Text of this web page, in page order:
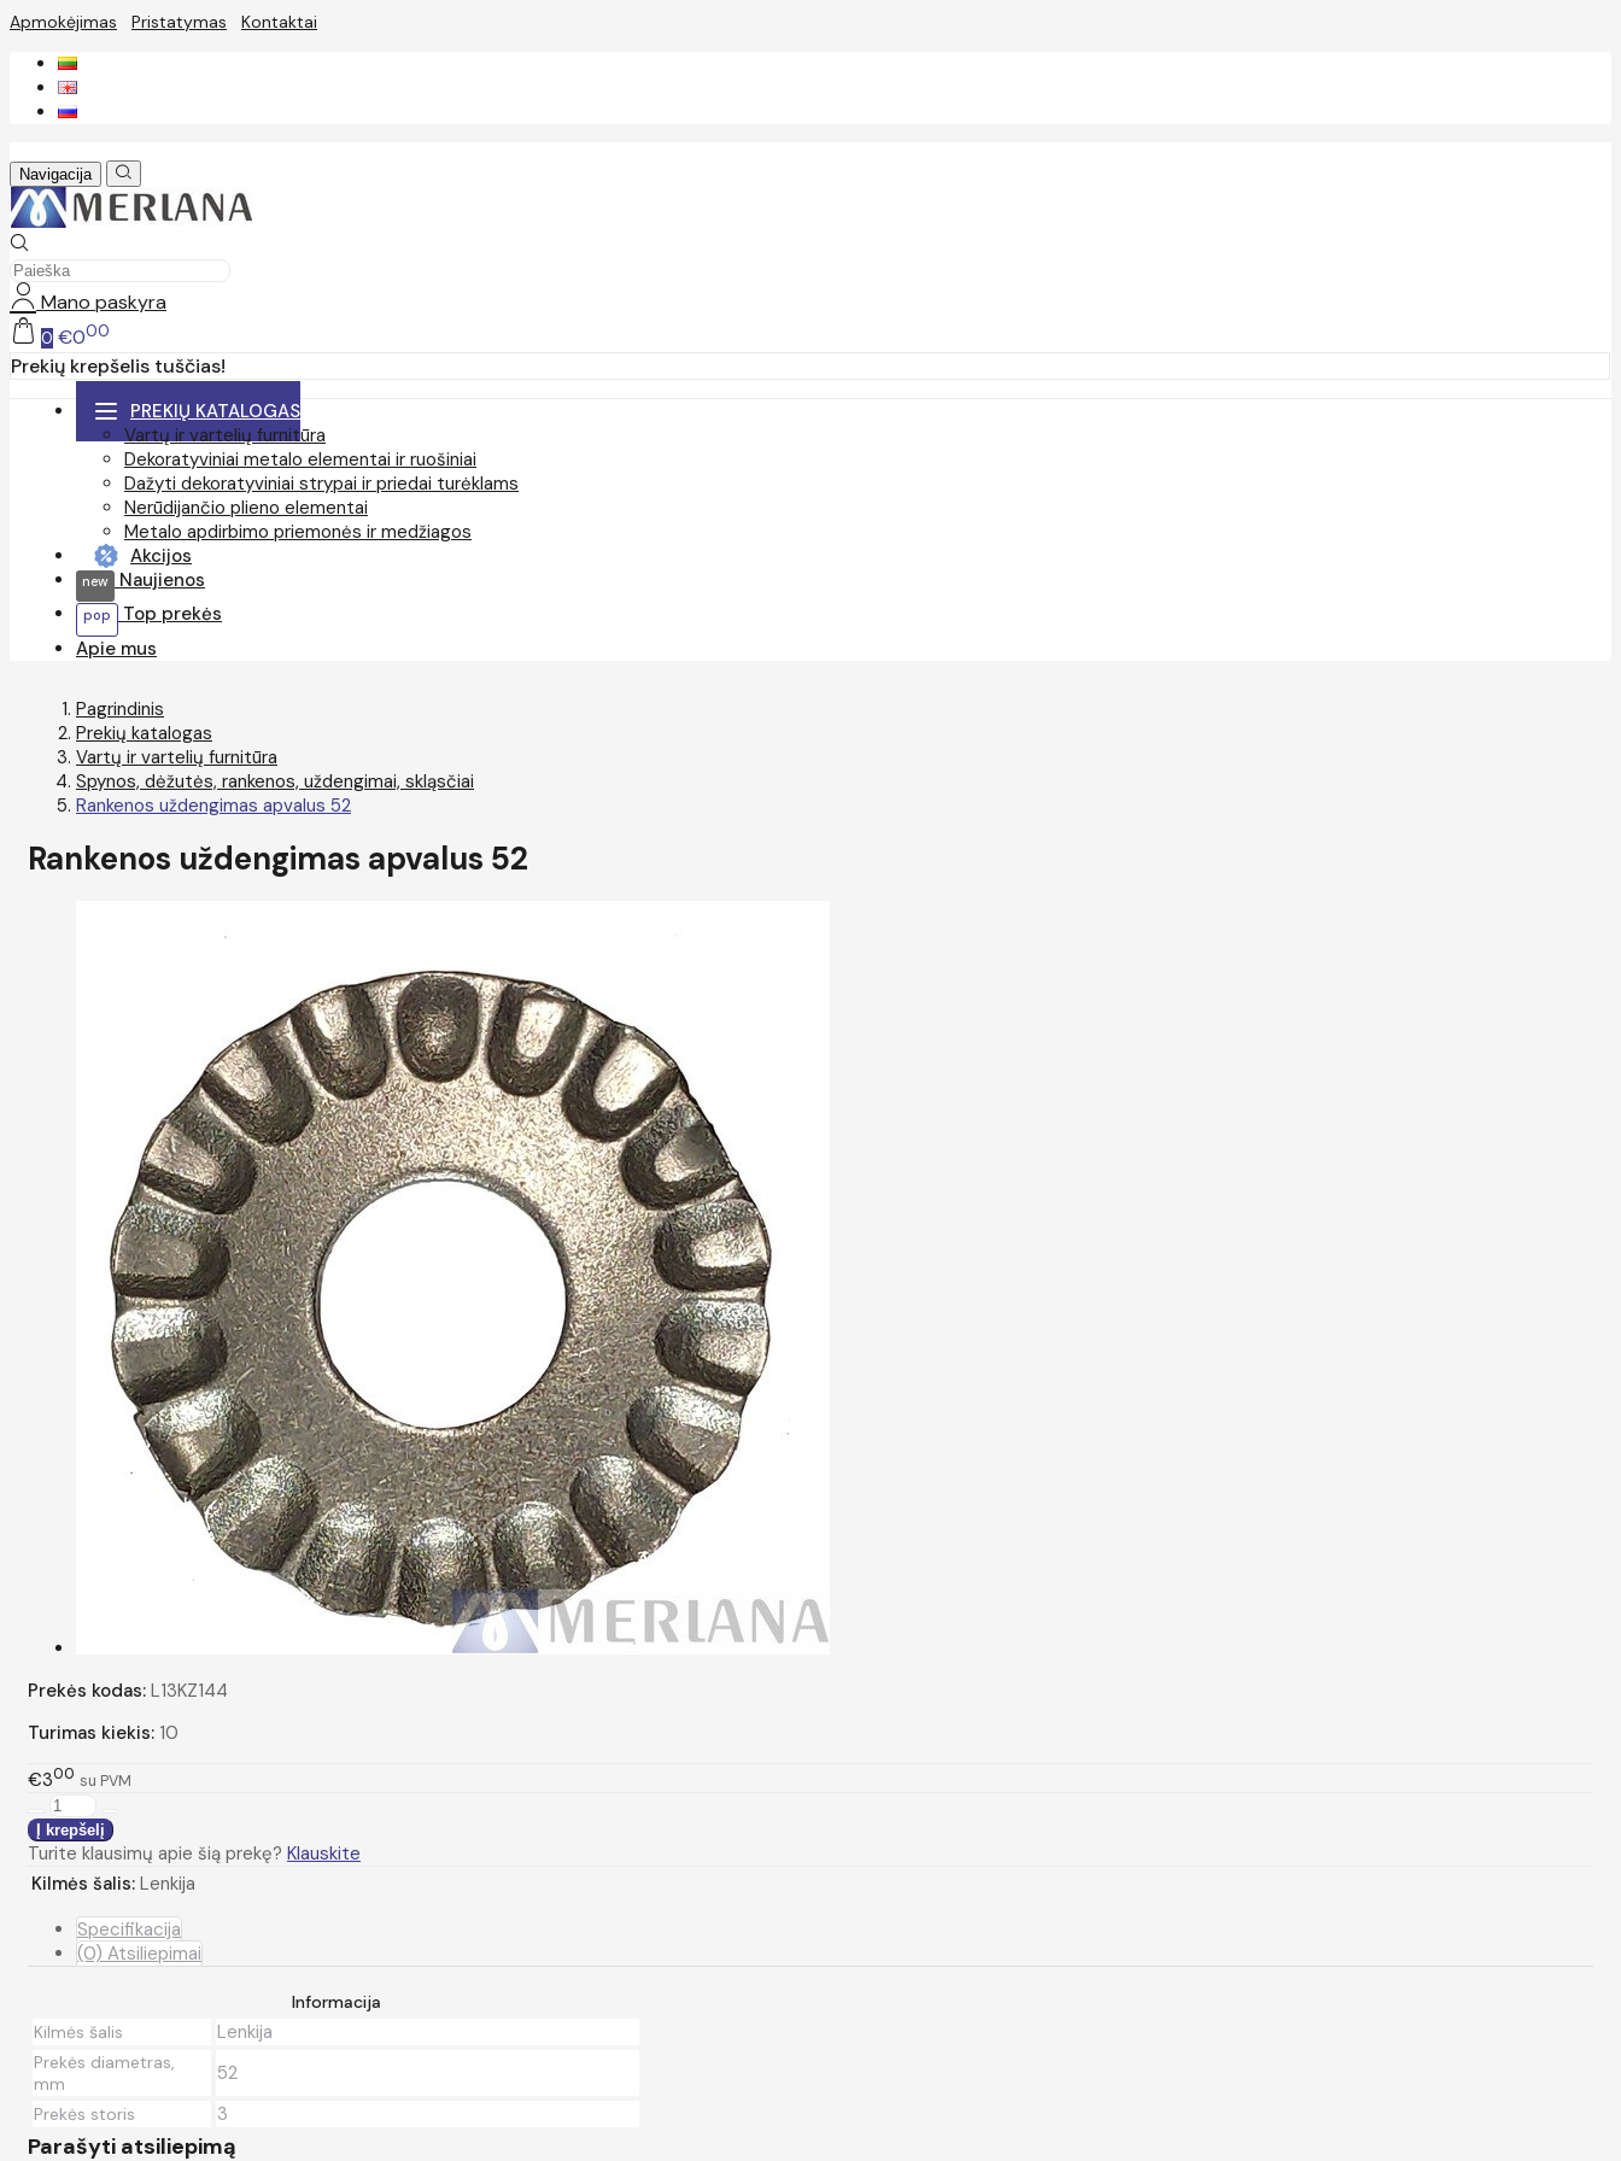
Apmokėjimas Pristatymas Kontaktai
Navigacija
Mano paskyra
0 €000
Prekių krepšelis tuščias!
PREKIŲ KATALOGAS
Vartų ir vartelių furnitūra
Dekoratyviniai metalo elementai ir ruošiniai
Dažyti dekoratyviniai strypai ir priedai turėklams
Nerūdijančio plieno elementai
Metalo apdirbimo priemonės ir medžiagos
Akcijos
Naujienos
Top prekės
Apie mus
Pagrindinis
Prekių katalogas
Vartų ir vartelių furnitūra
Spynos, dėžutės, rankenos, uždengimai, skląsčiai
Rankenos uždengimas apvalus 52
Rankenos uždengimas apvalus 52
Prekės kodas: L13KZ144
Turimas kiekis: 10
€300 su PVM
Turite klausimų apie šią prekę? Klauskite
Kilmės šalis: Lenkija
Specifikacija
(0) Atsiliepimai
Informacija
Kilmės šalis
Lenkija
Prekės diametras,
mm
52
Prekės storis 3
Parašyti atsiliepimą